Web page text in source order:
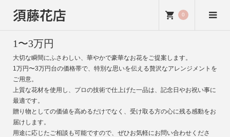
須藤花店 0
1〜3万円
大切な瞬間にふさわしい、華やかで豪華なお花をご提案します。
1万円〜3万円台の価格帯で、特別な思いを伝える贅沢なアレンジメントを
ご用意。
上質な花材を使用し、プロの技術で仕上げた一品は、記念日やお祝い事に
最適です。
贈り物としての価値を高めるだけでなく、受け取る方の心に残る感動をお
届けします。
用途に応じたご相談も可能ですので、ぜひお気軽にお問い合わせくださ